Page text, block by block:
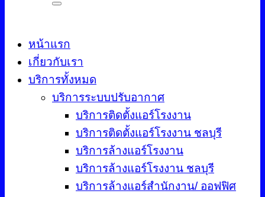
หน้าแรก
เกี่ยวกับเรา
บริการทั้งหมด
บริการระบบปรับอากาศ
บริการติดตั้งแอร์โรงงาน
บริการติดตั้งแอร์โรงงาน ชลบุรี
บริการล้างแอร์โรงงาน
บริการล้างแอร์โรงงาน ชลบุรี
บริการล้างแอร์สำนักงาน/ ออฟฟิศ